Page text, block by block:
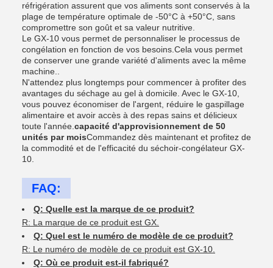
réfrigération assurent que vos aliments sont conservés à la
plage de température optimale de -50°C à +50°C, sans
compromettre son goût et sa valeur nutritive.
Le GX-10 vous permet de personnaliser le processus de
congélation en fonction de vos besoins.Cela vous permet
de conserver une grande variété d'aliments avec la même
machine..
N'attendez plus longtemps pour commencer à profiter des
avantages du séchage au gel à domicile. Avec le GX-10,
vous pouvez économiser de l'argent, réduire le gaspillage
alimentaire et avoir accès à des repas sains et délicieux
toute l'année. capacité d'approvisionnement de 50
unités par moisCommandez dès maintenant et profitez de
la commodité et de l'efficacité du séchoir-congélateur GX-
10.
FAQ:
Q: Quelle est la marque de ce produit?
R: La marque de ce produit est GX.
Q: Quel est le numéro de modèle de ce produit?
R: Le numéro de modèle de ce produit est GX-10.
Q: Où ce produit est-il fabriqué?